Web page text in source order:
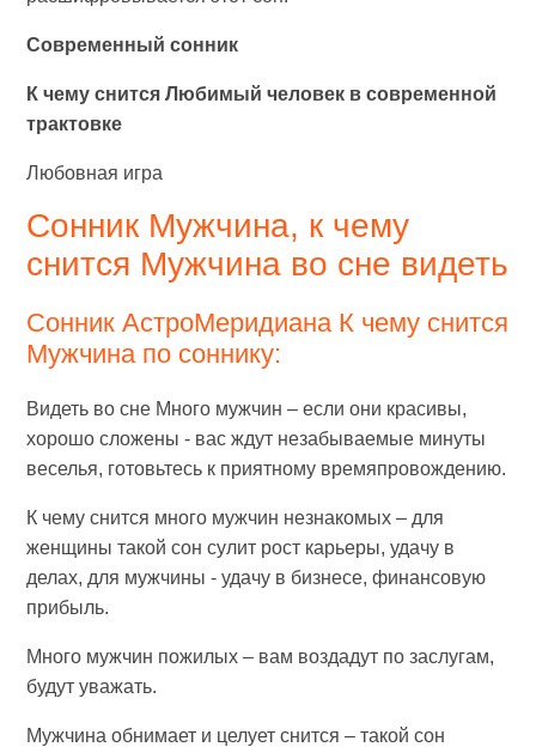
Современный сонник
К чему снится Любимый человек в современной
трактовке
Любовная игра
Сонник Мужчина, к чему
снится Мужчина во сне видеть
Сонник АстроМеридиана К чему снится
Мужчина по соннику:
Видеть во сне Много мужчин – если они красивы,
хорошо сложены - вас ждут незабываемые минуты
веселья, готовьтесь к приятному времяпровождению.
К чему снится много мужчин незнакомых – для
женщины такой сон сулит рост карьеры, удачу в
делах, для мужчины - удачу в бизнесе, финансовую
прибыль.
Много мужчин пожилых – вам воздадут по заслугам,
будут уважать.
Мужчина обнимает и целует снится – такой сон